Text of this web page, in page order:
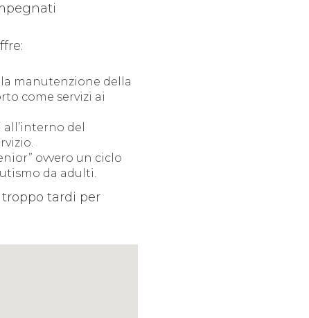
manutenzione della
come servizi ai
del
ovvero un ciclo
da adulti.
troppo tardi per